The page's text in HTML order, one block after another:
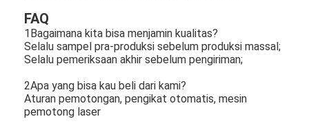
FAQ
1Bagaimana kita bisa menjamin kualitas?
Selalu sampel pra-produksi sebelum produksi massal;
Selalu pemeriksaan akhir sebelum pengiriman;
2Apa yang bisa kau beli dari kami?
Aturan pemotongan, pengikat otomatis, mesin
pemotong laser